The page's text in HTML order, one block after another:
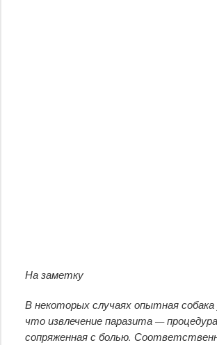
На заметку
В некоторых случаях опытная
что извлечение паразита —
сопряженная с болью.